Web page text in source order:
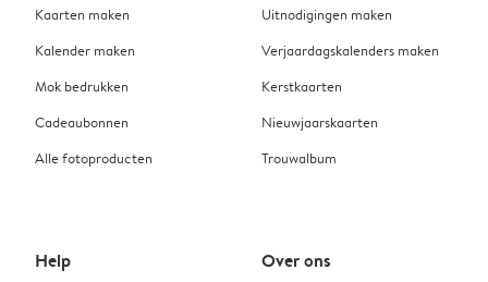
Kaarten maken
Kalender maken
Mok bedrukken
Cadeaubonnen
Alle fotoproducten
Uitnodigingen maken
Verjaardagskalenders maken
Kerstkaarten
Nieuwjaarskaarten
Trouwalbum
Help Over ons